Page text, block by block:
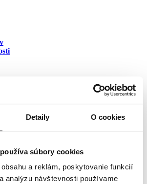
Detaily O cookies
súbory cookies
a reklám, poskytovanie funkcií
analýzu návštevnosti používame
Dolná Streda
zobrazenie ponuky internetu v meste
zobrazenie ponuky internetu v lokalite